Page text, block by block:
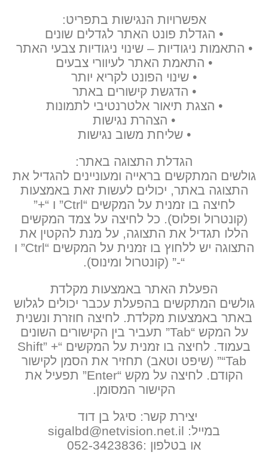
אפשרויות הנגישות בתפריט:
• הגדלת פונט האתר לגדלים שונים
• התאמות ניגודיות – שינוי ניגודיות צבעי האתר
• התאמת האתר לעיוורי צבעים
• שינוי הפונט לקריא יותר
• הדגשת קישורים באתר
• הצגת תיאור אלטרנטיבי לתמונות
• הצהרת נגישות
• שליחת משוב נגישות
הגדלת התצוגה באתר:
גולשים המתקשים בראייה ומעוניינים להגדיל את
התצוגה באתר, יכולים לעשות זאת באמצעות
לחיצה בו זמנית על המקשים “Ctrl” ו “+”
(קונטרול ופלוס). כל לחיצה על צמד המקשים
הללו תגדיל את התצוגה, על מנת להקטין את
התצוגה יש ללחוץ בו זמנית על המקשים “Ctrl” ו
“-” (קונטרול ומינוס).
הפעלת האתר באמצעות מקלדת
גולשים המתקשים בהפעלת עכבר יכולים לגלוש
באתר באמצעות מקלדת. לחיצה חוזרת ונשנית
על המקש “Tab” תעביר בין הקישורים השונים
בעמוד. לחיצה בו זמנית על המקשים “Shift” +
“Tab” (שיפט וטאב) תחזיר את הסמן לקישור
הקודם. לחיצה על מקש “Enter” תפעיל את
הקישור המסומן.
יצירת קשר: סיגל בן דוד
במייל: sigalbd@netvision.net.il
או בטלפון :052-3423836